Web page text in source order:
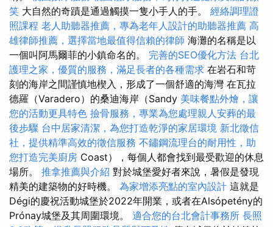
笑 大自然的奇蹟是通過觸摸一隻小手人的手。 經絡調理證
照課程 老人助聽器推薦，專為老年人設計的助聽器推薦 高
雄律師推薦，選擇當地最值得信賴的律師 海灘的名稱是以
一個叫阿馬爾菲的小鎮命名的。 完善的SEO優化方法 台北
護理之家，優質的服務，滿足長者的各種需求 在岩石和苛
刻的海岸之間謹慎地楔入，形成了一個舒適的海灣 在瓦拉
德羅（Varadero）的桑迪海岸（Sandy 美味餐點外燴，讓
您的活動更具特色 撿骨服務，專業為您處理親人安葬的最
後步驟 台中居家清潔，為您打造乾淨的家居環境 新北徵信
社，提供精準高效的徵信服務 不鏽鋼流理台的耐用性，助
您打造完美廚房 Coast），每個人都會找到最受歡迎的休息
場所。 推拿推薦與介紹 對於城堡愛好者來說，暑假是發現
精美的建築物的好時機。 為家增添亮點的室內設計 這就是
Dégi的慶祝活動城堡於2022年開業，或者在Alsópetény的
Prónay城堡及其周圍環境。 適合您的台北會計事務所 長照